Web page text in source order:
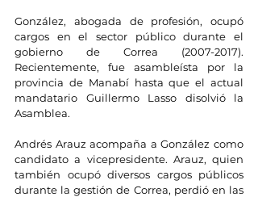
González, abogada de profesión, ocupó
cargos en el sector público durante el
gobierno de Correa (2007-2017).
Recientemente, fue asambleísta por la
provincia de Manabí hasta que el actual
mandatario Guillermo Lasso disolvió la
Asamblea.
Andrés Arauz acompaña a González como
candidato a vicepresidente. Arauz, quien
también ocupó diversos cargos públicos
durante la gestión de Correa, perdió en las